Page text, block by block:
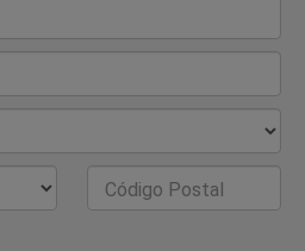
Código Postal